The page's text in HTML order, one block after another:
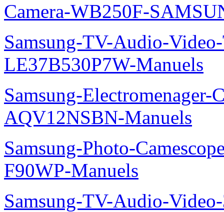
Camera-WB250F-
Samsung-TV-Audio-
LE37B530P7W-Manuels
Samsung-Electromenager-
AQV12NSBN-Manuels
Samsung-Photo-
F90WP-Manuels
Samsung-TV-Audio-